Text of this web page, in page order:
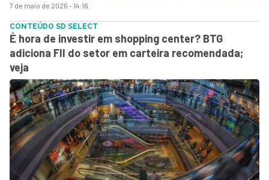
7 de maio de 2026 - 14:16
CONTEÚDO SD SELECT
É hora de investir em shopping center? BTG
adiciona FII do setor em carteira recomendada;
veja